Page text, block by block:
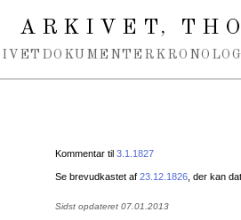
ARKIVET,
DOKUMENTER
Kommentar til 3.1.1827
Se brevudkastet af 23.12.1826 , der kan
Sidst opdateret 07.01.2013